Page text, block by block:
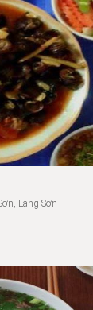
Lạng Sơn